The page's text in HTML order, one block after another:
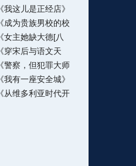
《我这儿是正经店》
《成为贵族男校的校
《女主她缺大德[八
《穿宋后与语文天
《警察，但犯罪大师
《我有一座安全城》
《从维多利亚时代开